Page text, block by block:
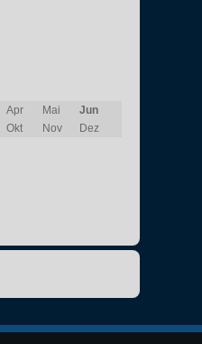
Apr Mai
Jun
Okt Nov
Dez